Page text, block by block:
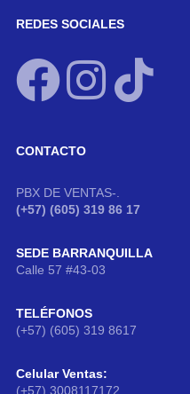
REDES SOCIALES
CONTACTO
PBX DE VENTAS-.
(+57) (605) 319 86 17
SEDE BARRANQUILLA
Calle 57 #43-03
TELÉFONOS
(+57) (605) 319 8617
Celular Ventas:
(+57) 3008117172